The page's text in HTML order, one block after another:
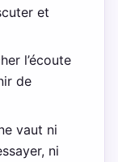
et
l’écoute
de
vaut ni
ni